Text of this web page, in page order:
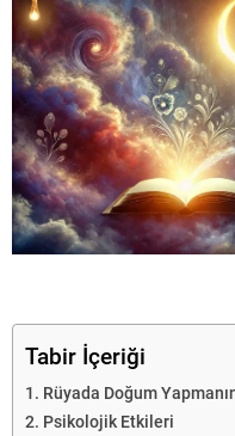
Tabir İçeriği
Rüyada Doğum
Psikolojik Etkileri